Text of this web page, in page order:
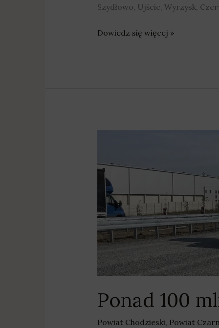
Szydłowo, Ujście, Wyrzysk,
Dowiedz się więcej »
Ponad 100
Powiat Chodzieski, Powiat
mln
na
drogi
Wielkopolsce